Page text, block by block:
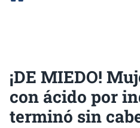
¡DE MIEDO!
con ácido por
terminó sin